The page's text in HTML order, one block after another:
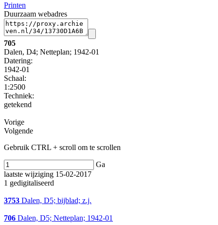
Printen
Duurzaam webadres
705
Dalen, D4; Netteplan; 1942-01
Datering:
1942-01
Schaal:
1:2500
Techniek:
getekend
Vorige
Volgende
Gebruik CTRL + scroll om te scrollen
Ga
laatste wijziging 15-02-2017
1 gedigitaliseerd
3753 Dalen, D5; bijblad; z.j.
706 Dalen, D5; Netteplan; 1942-01